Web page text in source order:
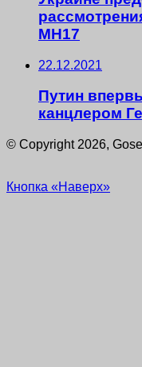
MH17
22.12.2021
Путин
канцлером
© Copyright 2026,
Кнопка «Наверх»